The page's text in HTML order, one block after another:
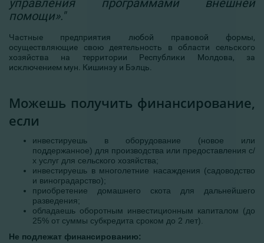
управления программами внешней
помощи»."
Частные предприятия любой правовой формы,
осуществляющие свою деятельность в области сельского
хозяйства на территории Республики Молдова, за
исключением мун. Кишинэу и Бэлць.
Можешь получить финансирование,
если
инвестируешь в оборудование (новое или
поддержанное) для производства или предоставления с/
х услуг для сельского хозяйства;
инвестируешь в многолетние насаждения (садоводство
и виноградарство);
приобретение домашнего скота для дальнейшего
разведения;
обладаешь оборотным инвестиционным капиталом (до
25% от суммы субкредита сроком до 2 лет).
Не подлежат финансированию: